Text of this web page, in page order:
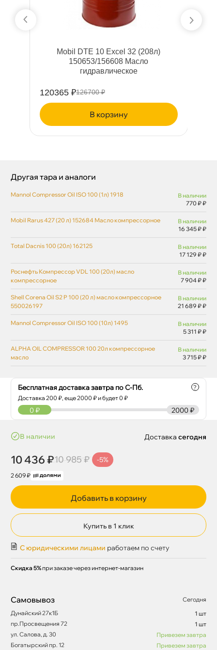
Mobil DTE 10 Excel 32 (208л)
150653/156608 Масло
идравлическое
120365 ₽126700 ₽
корзину
Бесплатная доставка завтра по С-Пб.
Доставка200 ₽, еще2000 ₽ и будет 0 ₽
?
2000 ₽
0 ₽
наличии
10 436 ₽10 985 ₽ -5%
2 609 ₽
Доставка сегодня
Добавить в корзину
Купить в 1 клик
С юридическими лицами работаем по счету
Скидка 5% при заказе через интернет-магазин
Самовывоз
Сегодня
Дунайский 27к1Б
1 шт
пр.Просвещения 72
1 шт
ул. Салова, д. 30
Привезем завтра
Богатырский пр. 12
Привезем завтра
Другая тара и аналоги
Mannol Compressor Oil ISO 100 (1л) 1918
наличии
770 ₽ ₽
Mobil Rarus 427 (20 л) 152684 Масло компрессорное
наличии
16 345 ₽ ₽
Total Dacnis 100 (20л) 162125
наличии
17 129 ₽ ₽
Роснефть Компрессор VDL 100 (20л) масло
компрессорное
наличии
7 904 ₽ ₽
Shell Corena Oil S2 P 100 (20 л) масло компрессорное
550026197
наличии
21 689 ₽ ₽
Mannol Compressor Oil ISO 100 (10л) 1495
наличии
5 311 ₽ ₽
ALPHA OIL COMPRESSOR 100 20л компрессорное
масло
наличии
3 715 ₽ ₽